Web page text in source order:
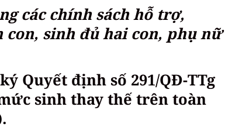
các chính sách hỗ trợ,
con, sinh đủ hai con, phụ nữ
Quyết định số 291/QĐ-TTg
sinh thay thế trên toàn